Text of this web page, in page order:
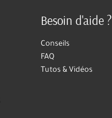
Besoin d'aide ?
Conseils
FAQ
Tutos & Vidéos